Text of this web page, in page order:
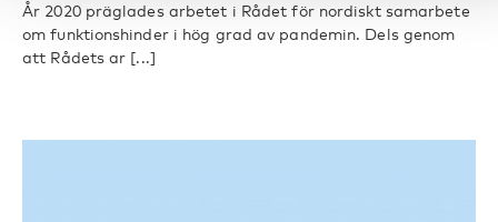
År 2020 präglades arbetet i Rådet för nordiskt samarbete
om funktionshinder i hög grad av pandemin. Dels genom
att Rådets ar [...]